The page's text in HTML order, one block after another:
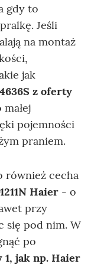
gdy to
Jeśli
na montaż
jak
z oferty
pojemności
praniem.
również cecha
Haier - o
przy
się pod nim. W
po
1, jak np. Haier